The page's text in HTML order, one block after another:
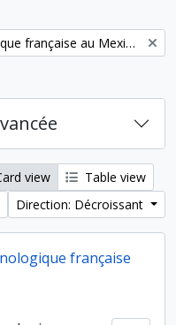
Mission archéologique et ethnologique française au Mexique
view
Table view
Direction: Décroissant
française